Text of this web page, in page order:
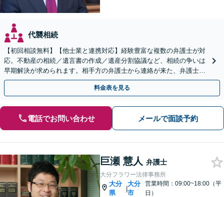
代襲相続
【初回相談無料】【他士業と連携対応】経験豊富な複数の弁護士が対
応。不動産の相続／遺言書の作成／遺産分割協議など、相続の争いは
早期解決が求められます。相手方の弁護士から連絡が来た、弁護士へ
の依頼を具体的に検討している方はご相談ください。
料金表を見る
電話でお問い合わせ メールで面談予約
巨瀬 慧人 弁護士
大分フラワー法律事務所
大分
県
|
大分
市
営業時間：09:00~18:00（平
日）